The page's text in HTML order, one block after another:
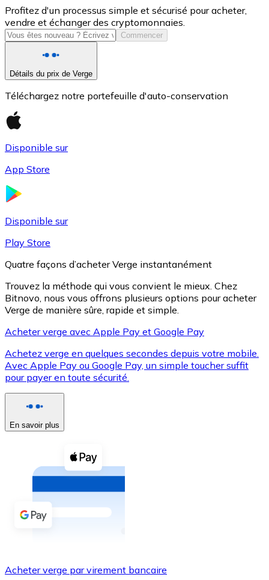
USD Coin
USDC
XRP
XRP
Voir toutes
Coupons crypto
Achetez des cryptomonnaies en espèces et d'autres
Acheter avec espèces
Virement SEPA
Profitez d'un processus simple et sécurisé pour acheter,
vendre et échanger des cryptomonnaies.
Commencer
Détails du prix de Verge
Téléchargez notre portefeuille d'auto-conservation
Disponible sur
App Store
Disponible sur
Play Store
Quatre façons d’acheter Verge instantanément
Trouvez la méthode qui vous convient le mieux. Chez
Bitnovo, nous vous offrons plusieurs options pour acheter
Verge de manière sûre, rapide et simple.
Acheter verge avec Apple Pay et Google Pay
Achetez verge en quelques secondes depuis votre mobile.
Avec Apple Pay ou Google Pay, un simple toucher suffit
pour payer en toute sécurité.
En savoir plus
Acheter verge par virement bancaire